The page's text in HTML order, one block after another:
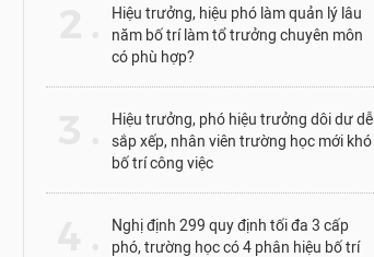
Hiệu trưởng, hiệu phó làm quản lý lâu
năm bố trí làm tổ trưởng chuyên môn
có phù hợp?
Hiệu trưởng, phó hiệu trưởng dôi dư dễ
sắp xếp, nhân viên trường học mới khó
bố trí công việc
Nghị định 299 quy định tối đa 3 cấp
phó, trường học có 4 phân hiệu bố trí